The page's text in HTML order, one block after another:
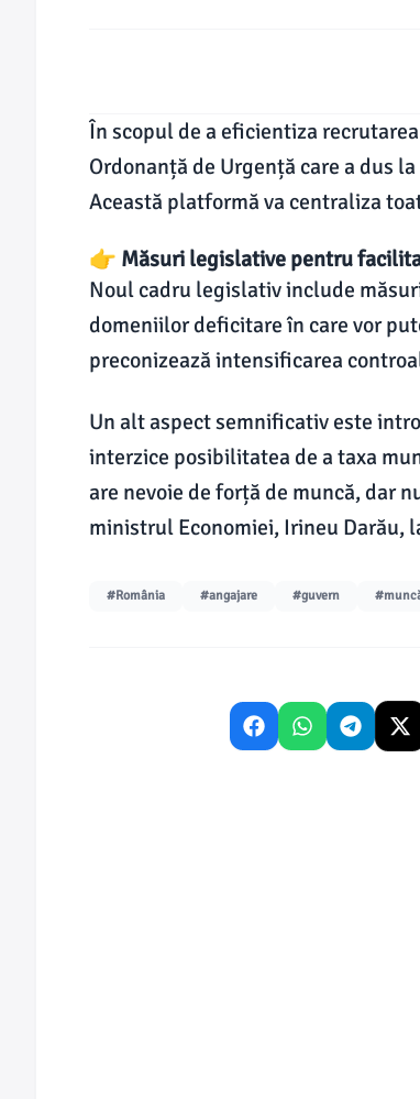
În scopul de a eficientiza
Ordonanță de Urgență care a dus
Această platformă va centraliza
👉 Măsuri legislative pentru
Noul cadru legislativ include
domeniilor deficitare în care vor
preconizează intensificarea
Un alt aspect semnificativ este
interzice posibilitatea de a taxa
are nevoie de forță de muncă, dar
ministrul Economiei, Irineu Darău,
#România #angajare #guvern